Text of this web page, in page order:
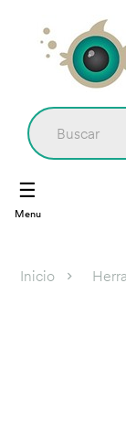
Navegación
de
☰
Inicio